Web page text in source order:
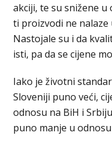
akciji, te su snižene u
ti proizvodi ne
Nastojale su i da
isti, pa da se cijene
Iako je životni
Sloveniji puno veći,
odnosu na BiH i
puno manje u